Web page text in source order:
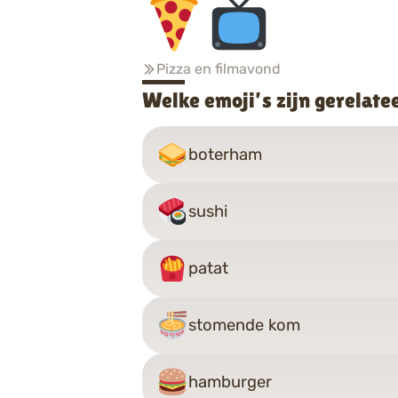
Pizza en filmavond
Welke emoji’s zijn
boterham
sushi
patat
stomende kom
hamburger